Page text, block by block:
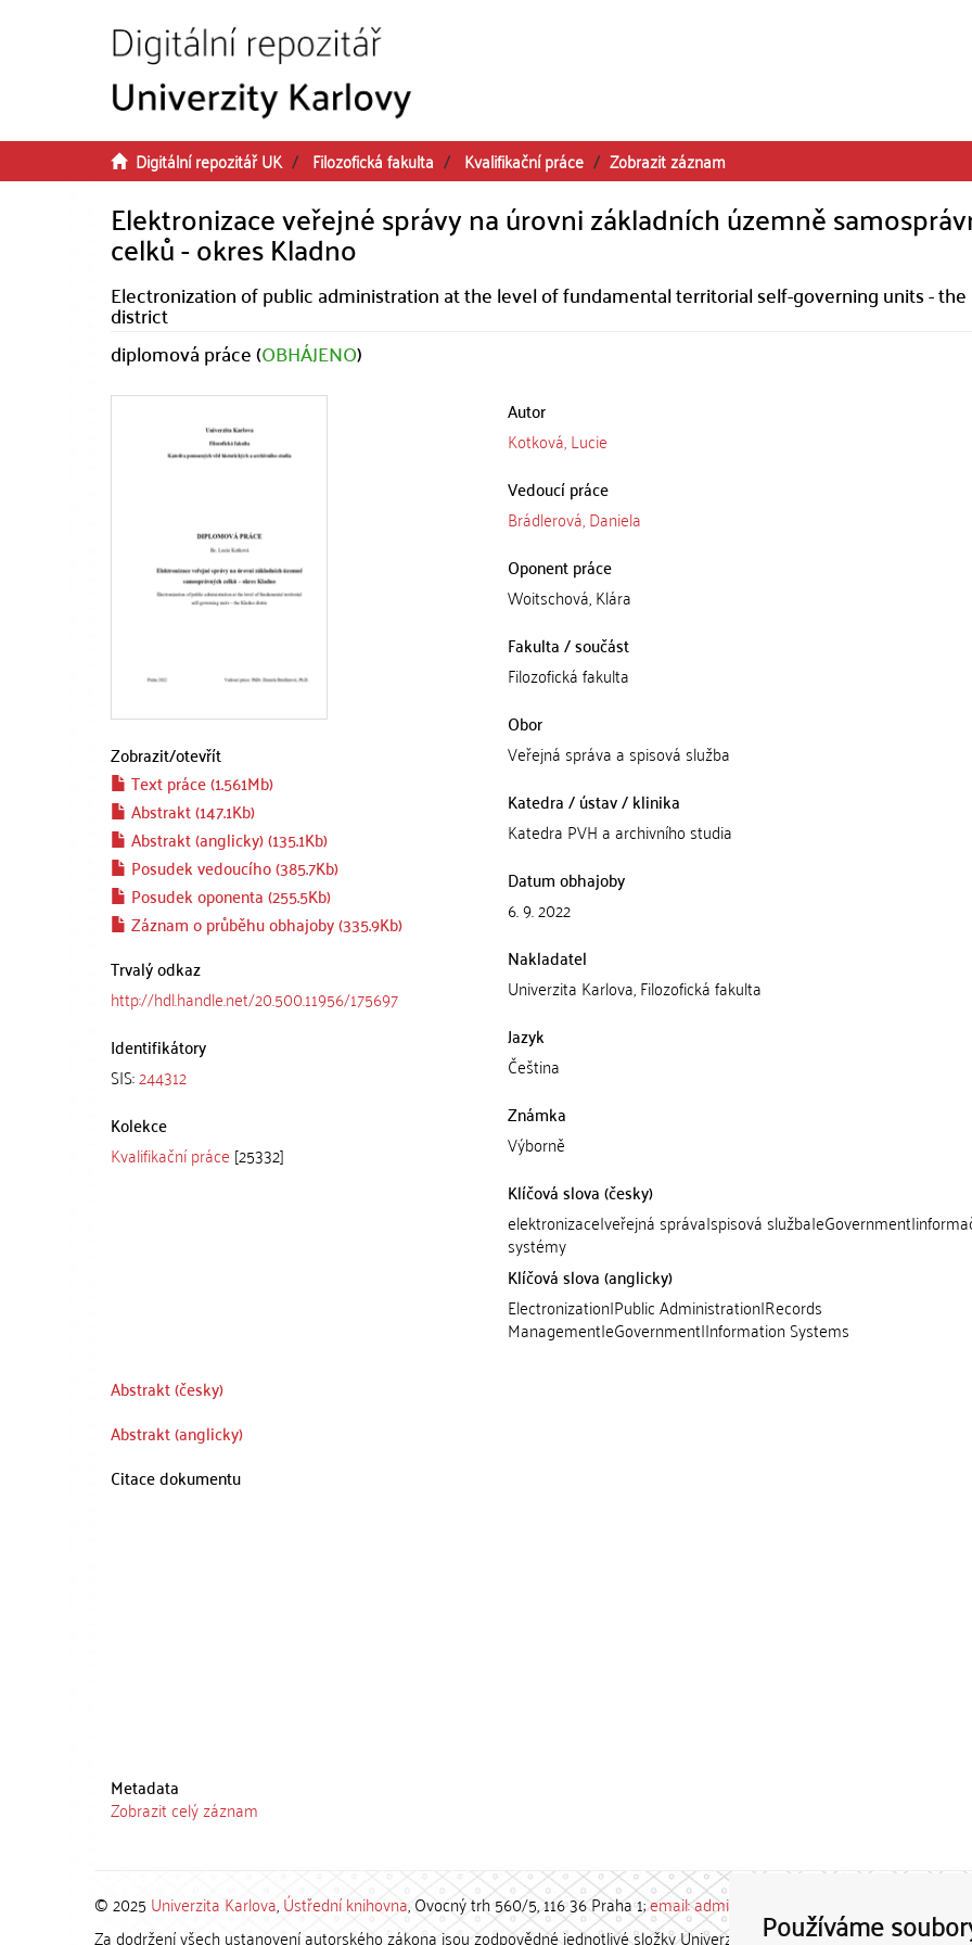
Používáme
Digitální repozitář UK Filozofická fakulta Kvalifikační práce Zobrazit záznam
Elektronizace veřejné správy na úrovni základních územně
celků - okres Kladno
Electronization of public administration at the level of fundamental territorial self-governing units -
district
diplomová práce (OBHÁJENO)
Zobrazit/otevřít
Text práce (1.561Mb)
Abstrakt (147.1Kb)
Abstrakt (anglicky) (135.1Kb)
Posudek vedoucího (385.7Kb)
Posudek oponenta (255.5Kb)
Záznam o průběhu obhajoby (335.9Kb)
Trvalý odkaz
http://hdl.handle.net/20.500.11956/175697
Identifikátory
SIS:244312
Kolekce
Kvalifikační práce [25332]
Autor
Kotková, Lucie
Vedoucí práce
Brádlerová, Daniela
Oponent práce
Woitschová, Klára
Fakulta / součást
Filozofická fakulta
Obor
Veřejná správa a spisová služba
Katedra / ústav / klinika
Katedra PVH a archivního studia
Datum obhajoby
6. 9. 2022
Nakladatel
Univerzita Karlova, Filozofická fakulta
Jazyk
Čeština
Známka
Výborně
Klíčová slova (česky)
elektronizace|veřejná správa|spisová
systémy
Klíčová slova (anglicky)
Electronization|Public Administration|Records
Management|eGovernment|Information Systems
Abstrakt (česky)
Abstrakt (anglicky)
Citace dokumentu
Metadata
Zobrazit celý záznam
© 2025 Univerzita Karlova,Ústřední knihovna, Ovocný trh 560/5, 116 36 Praha 1;email: admin-repozitar [at] cuni.cz
Za dodržení všech ustanovení autorského zákona jsou zodpovědné jednotlivé složky Univerzity Karlovy. / Each constituent